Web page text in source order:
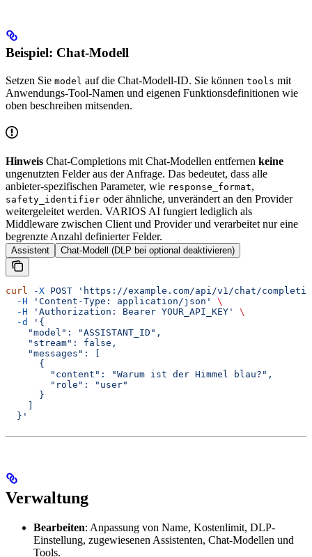
Beispiel: Chat-Modell
Setzen Sie model auf die Chat-Modell-ID. Sie können tools mit
Anwendungs-Tool-Namen und eigenen Funktionsdefinitionen wie
oben beschreiben mitsenden.
Hinweis Chat‑Completions mit Chat‑Modellen entfernen keine
ungenutzten Felder aus der Anfrage. Das bedeutet, dass alle
anbieter-spezifischen Parameter, wie response_format,
safety_identifier oder ähnliche, unverändert an den Provider
weitergeleitet werden. VARIOS AI fungiert lediglich als
Middleware zwischen Client und Provider und verarbeitet nur eine
begrenzte Anzahl definierter Felder.
Assistent Chat-Modell (DLP bei optional deaktivieren)
curl -X POST 'https://example.com/api/v1/chat/
  -H
'Content-Type: application/json'
\
  -H
'Authorization: Bearer YOUR_API_KEY'
\
  -d
'{
    "model": "ASSISTANT_ID",
    "stream": false,
    "messages": [
      {
        "content": "Warum ist der Himmel blau?",
        "role": "user"
      }
  }'
Verwaltung
Bearbeiten: Anpassung von Name, Kostenlimit, DLP-
Einstellung, zugewiesenen Assistenten, Chat-Modellen und
Tools.